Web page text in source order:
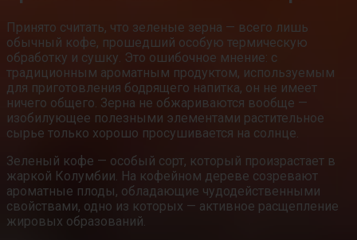
Принято считать, что зеленые зерна — всего лишь
обычный кофе, прошедший особую термическую
обработку и сушку. Это ошибочное мнение: с
традиционным ароматным продуктом, используемым
для приготовления бодрящего напитка, он не имеет
ничего общего. Зерна не обжариваются вообще —
изобилующее полезными элементами растительное
сырье только хорошо просушивается на солнце.
Зеленый кофе — особый сорт, который произрастает в
жаркой Колумбии. На кофейном дереве созревают
ароматные плоды, обладающие чудодейственными
свойствами, одно из которых — активное расщепление
жировых образований.